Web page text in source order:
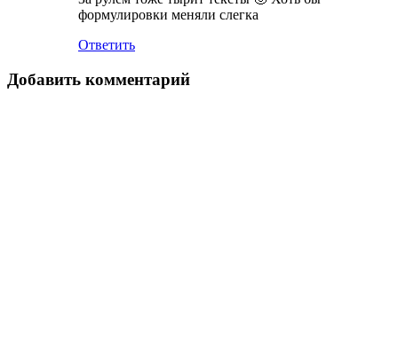
формулировки меняли слегка
Ответить
Добавить комментарий